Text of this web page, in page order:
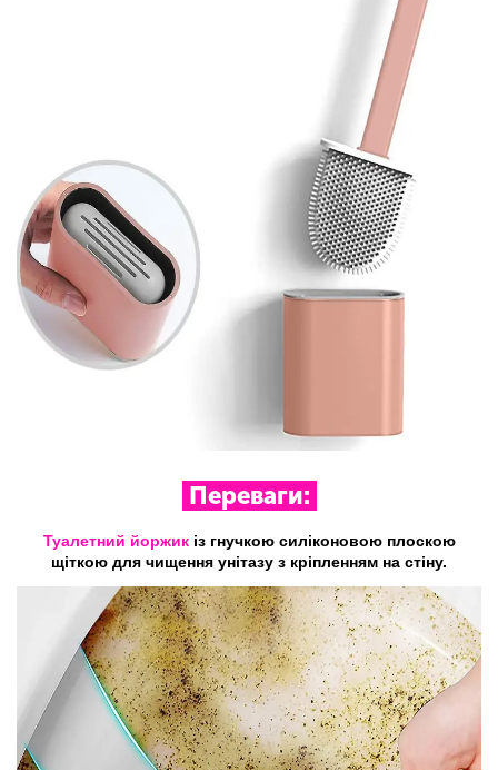
Переваги:
Туалетний йоржик із гнучкою силіконовою плоскою
щіткою для чищення унітазу з кріпленням на стіну.